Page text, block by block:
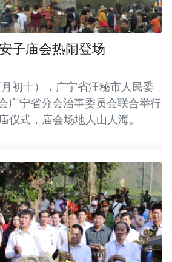
子庙会热闹登场
初十），广宁省汪秘市人民委
广宁省分会治事委员会联合举行
仪式，庙会场地人山人海。